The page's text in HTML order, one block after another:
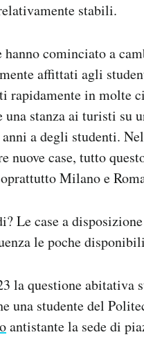
stabili.
hanno cominciato a
affittati agli
rapidamente in molte
una stanza ai turisti su
a degli studenti.
nuove case, tutto
Milano e
Le case a
le poche
la questione abitativa
una studente del
antistante la sede di